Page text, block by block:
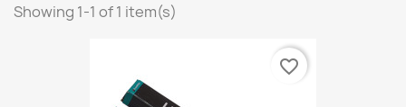
Showing 1-1 of 1 item(s)
favorite_border